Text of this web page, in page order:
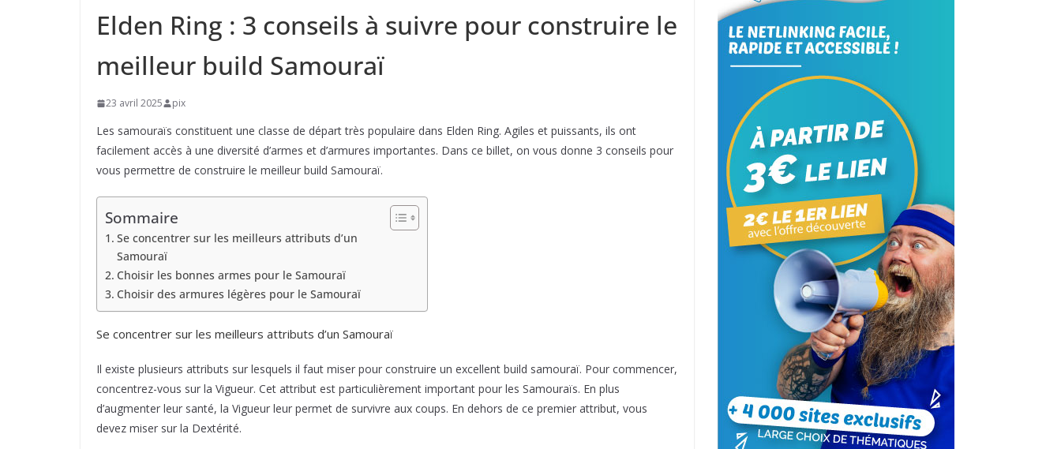
Elden Ring : 3 conseils à suivre pour construire le
meilleur build Samouraï
23 avril 2025 pix
Les samouraïs constituent une classe de départ très populaire dans Elden Ring. Agiles et puissants, ils ont
facilement accès à une diversité d’armes et d’armures importantes. Dans ce billet, on vous donne 3 conseils pour
vous permettre de construire le meilleur build Samouraï.
Sommaire
Se concentrer sur les meilleurs attributs d’un
Samouraï
Choisir les bonnes armes pour le Samouraï
Choisir des armures légères pour le Samouraï
Se concentrer sur les meilleurs attributs d’un Samouraï
Il existe plusieurs attributs sur lesquels il faut miser pour construire un excellent build samouraï. Pour commencer,
concentrez-vous sur la Vigueur. Cet attribut est particulièrement important pour les Samouraïs. En plus
d’augmenter leur santé, la Vigueur leur permet de survivre aux coups. En dehors de ce premier attribut, vous
devez miser sur la Dextérité.